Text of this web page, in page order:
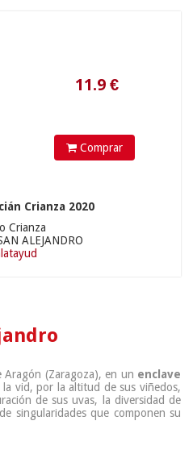
Comprar
Crianza 2020
Crianza
ALEJANDRO
Aragón (Zaragoza), en un enclave
vid, por la altitud de sus viñedos,
de sus uvas, la diversidad de
singularidades que componen su